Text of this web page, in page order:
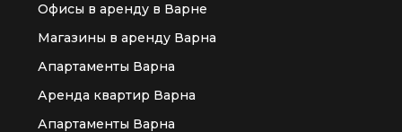
Офисы в аренду в Варне
Магазины в аренду Варна
Апартаменты Варна
Аренда квартир Варна
Апартаменты Варна